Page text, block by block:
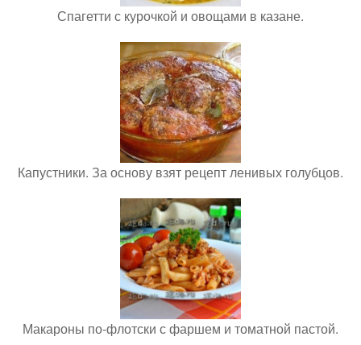
Спагетти с курочкой и овощами в казане.
Капустники. За основу взят рецепт ленивых голубцов.
Макароны по-флотски с фаршем и томатной пастой.